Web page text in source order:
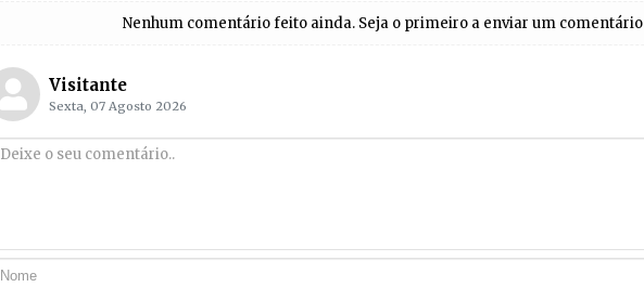
Nenhum comentário feito ainda. Seja o primeiro a enviar um comentário
Visitante
Sexta, 07 Agosto 2026